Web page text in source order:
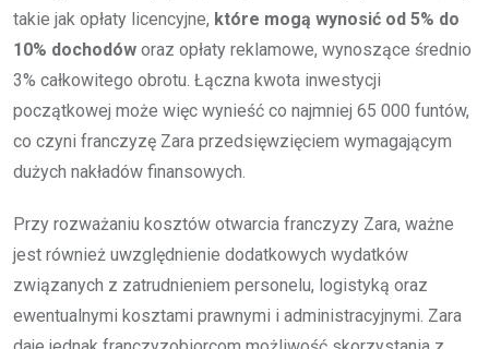
takie jak opłaty licencyjne, które mogą wynosić od 5% do
10% dochodów oraz opłaty reklamowe, wynoszące średnio
3% całkowitego obrotu. Łączna kwota inwestycji
początkowej może więc wynieść co najmniej 65 000 funtów,
co czyni franczyzę Zara przedsięwzięciem wymagającym
dużych nakładów finansowych.
Przy rozważaniu kosztów otwarcia franczyzy Zara, ważne
jest również uwzględnienie dodatkowych wydatków
związanych z zatrudnieniem personelu, logistyką oraz
ewentualnymi kosztami prawnymi i administracyjnymi. Zara